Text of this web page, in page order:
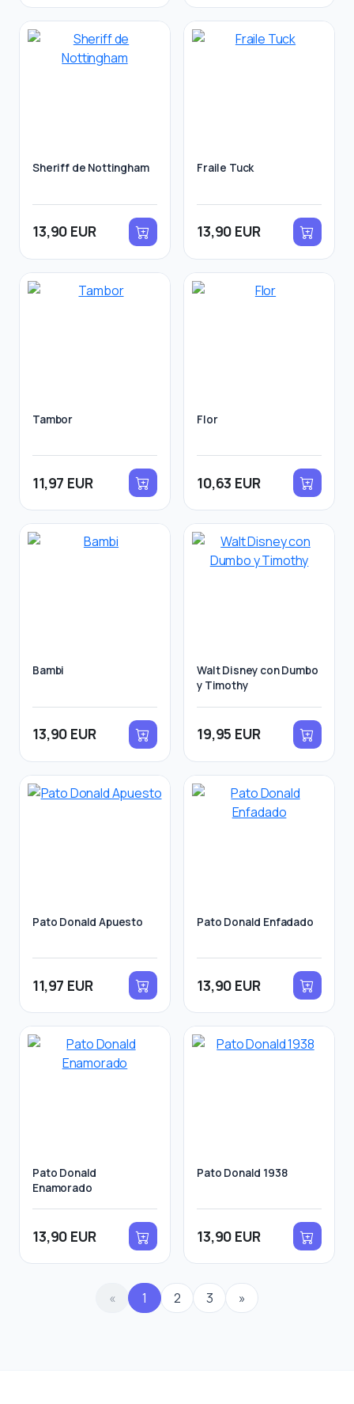
Sheriff de Nottingham
13,90 EUR
Fraile Tuck
13,90 EUR
Tambor
11,97 EUR
Flor
10,63 EUR
Bambi
13,90 EUR
Walt Disney con Dumbo
y Timothy
19,95 EUR
Pato Donald Apuesto
11,97 EUR
Pato Donald Enfadado
13,90 EUR
Pato Donald
Enamorado
13,90 EUR
Pato Donald 1938
13,90 EUR
« 1 2 3 »